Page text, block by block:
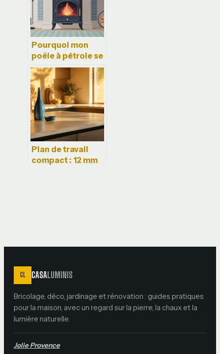
Pourquoi mon
poêle à pétrole se
met en erreur :
causes et
solutions
Plan de travail
compact : 12 mm
CL CASALUMINIS
Bricolage, déco, jardinage et rénovation : guides pratiques
pour la maison, avec un regard sur la pierre, la chaux et la
lumière naturelle.
Jolie Provence